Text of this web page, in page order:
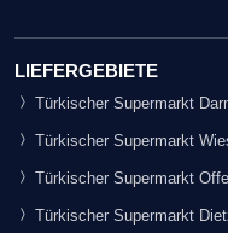
LIEFERGEBIETE
Türkischer Supermarkt
Türkischer Supermarkt
Türkischer Supermarkt
Türkischer Supermarkt